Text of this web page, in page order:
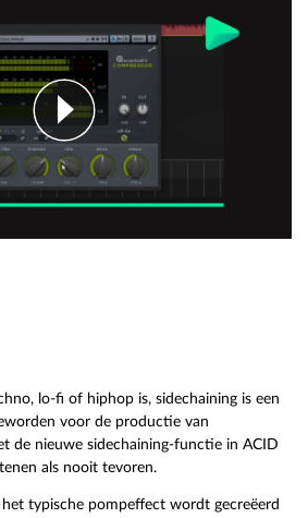
lo-fi of hiphop is, sidechaining is een
voor de productie van
de nieuwe sidechaining-functie in ACID
als nooit tevoren.
het typische pompeffect wordt gecreëerd